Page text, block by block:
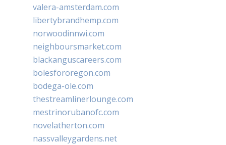
valera-amsterdam.com
libertybrandhemp.com
norwoodinnwi.com
neighboursmarket.com
blackanguscareers.com
bolesfororegon.com
bodega-ole.com
thestreamlinerlounge.com
mestrinorubanofc.com
novelatherton.com
nassvalleygardens.net